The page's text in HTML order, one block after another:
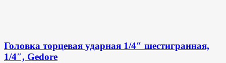
Головка торцевая ударная 1/4″ шестигранная,
1/4″, Gedore